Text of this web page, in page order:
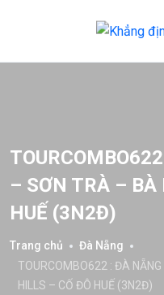
– SƠN TRÀ –
HUẾ (3N2Đ)
Trang chủ
Đà Nẵng
TOURCOMBO622 : ĐÀ
HILLS – CỐ ĐÔ HUẾ (3N2Đ)